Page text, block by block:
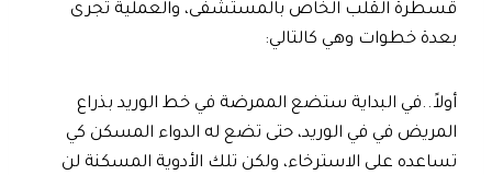
قسطرة القلب الخاص بالمستشفى، والعملية تجرى
بعدة خطوات وهي كالتالي:
أولاً..في البداية ستضع الممرضة في خط الوريد بذراع
المريض في في الوريد، حتى تضع له الدواء المسكن كي
تساعده على الاسترخاء، ولكن تلك الأدوية المسكنة لن